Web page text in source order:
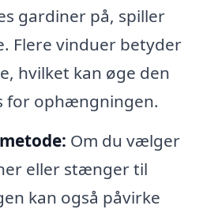
gardiner på, spiller
Flere vinduer betyder
hvilket kan øge den
for ophængningen.
Om du vælger
eller stænger til
kan også påvirke